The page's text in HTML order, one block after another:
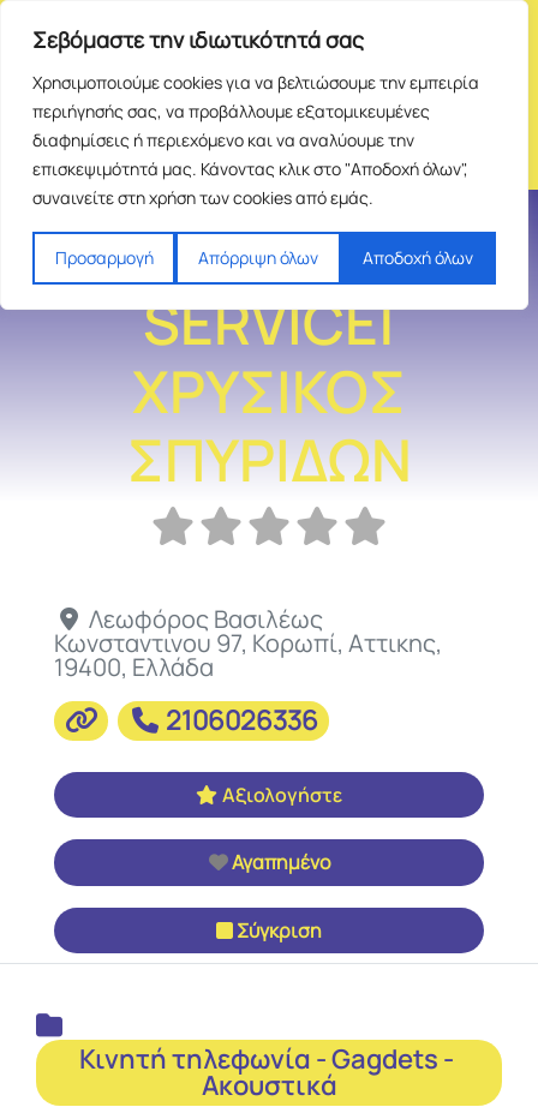
Σεβόμαστε την ιδιωτικότητά σας
Χρησιμοποιούμε cookies για να βελτιώσουμε την εμπειρία
περιήγησής σας, να προβάλλουμε εξατομικευμένες
διαφημίσεις ή περιεχόμενο και να αναλύουμε την
επισκεψιμότητά μας. Κάνοντας κλικ στο "Αποδοχή όλων",
συναινείτε στη χρήση των cookies από εμάς.
Προσαρμογή Απόρριψη όλων Αποδοχή όλων
TELEFONE
SERVICE|
ΧΡΥΣΙΚΟΣ
ΣΠΥΡΙΔΩΝ
Λεωφόρος Βασιλέως
Κωνσταντινου 97, Κορωπί, Αττικης,
19400, Ελλάδα
2106026336
Αξιολογήστε
Αγαπημένο
Σύγκριση
Κινητή τηλεφωνία - Gagdets -
Ακουστικά